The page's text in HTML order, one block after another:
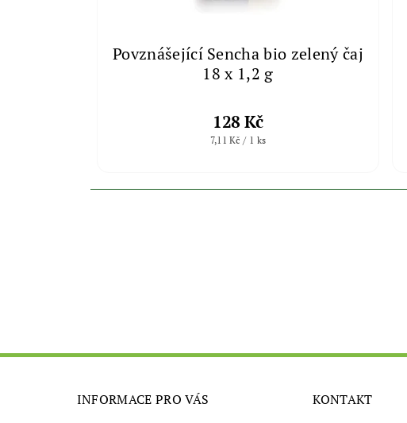
Povznášející Sencha bio zelený čaj
18 x 1,2 g
128 Kč
7,11 Kč / 1 ks
INFORMACE PRO VÁS KONTAKT